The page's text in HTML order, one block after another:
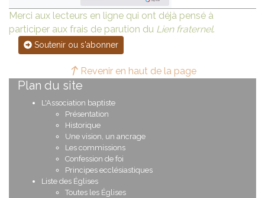
Merci aux lecteurs en ligne qui ont déjà pensé à
participer aux frais de parution du Lien fraternel.
Soutenir ou s'abonner
Revenir en haut de la page
Plan du site
L'Association baptiste
Présentation
Historique
Une vision, un ancrage
Les commissions
Confession de foi
Principes ecclésiastiques
Liste des Églises
Toutes les Églises